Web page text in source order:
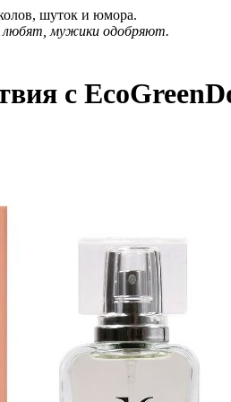
шуток и юмора.
любят, мужики одобряют.
с